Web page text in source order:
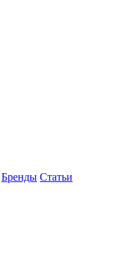
Бренды Статьи